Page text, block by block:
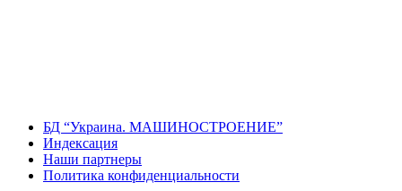
содержанию
БД “Украина. МАШИНОСТРОЕНИЕ”
Индекcация
Наши партнеры
Политика конфиденциальности